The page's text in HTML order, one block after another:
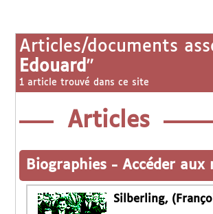
Articles/documents
Edouard "
1 article trouvé dans ce site
Articles
Biographies - Accéder aux
Silberling,